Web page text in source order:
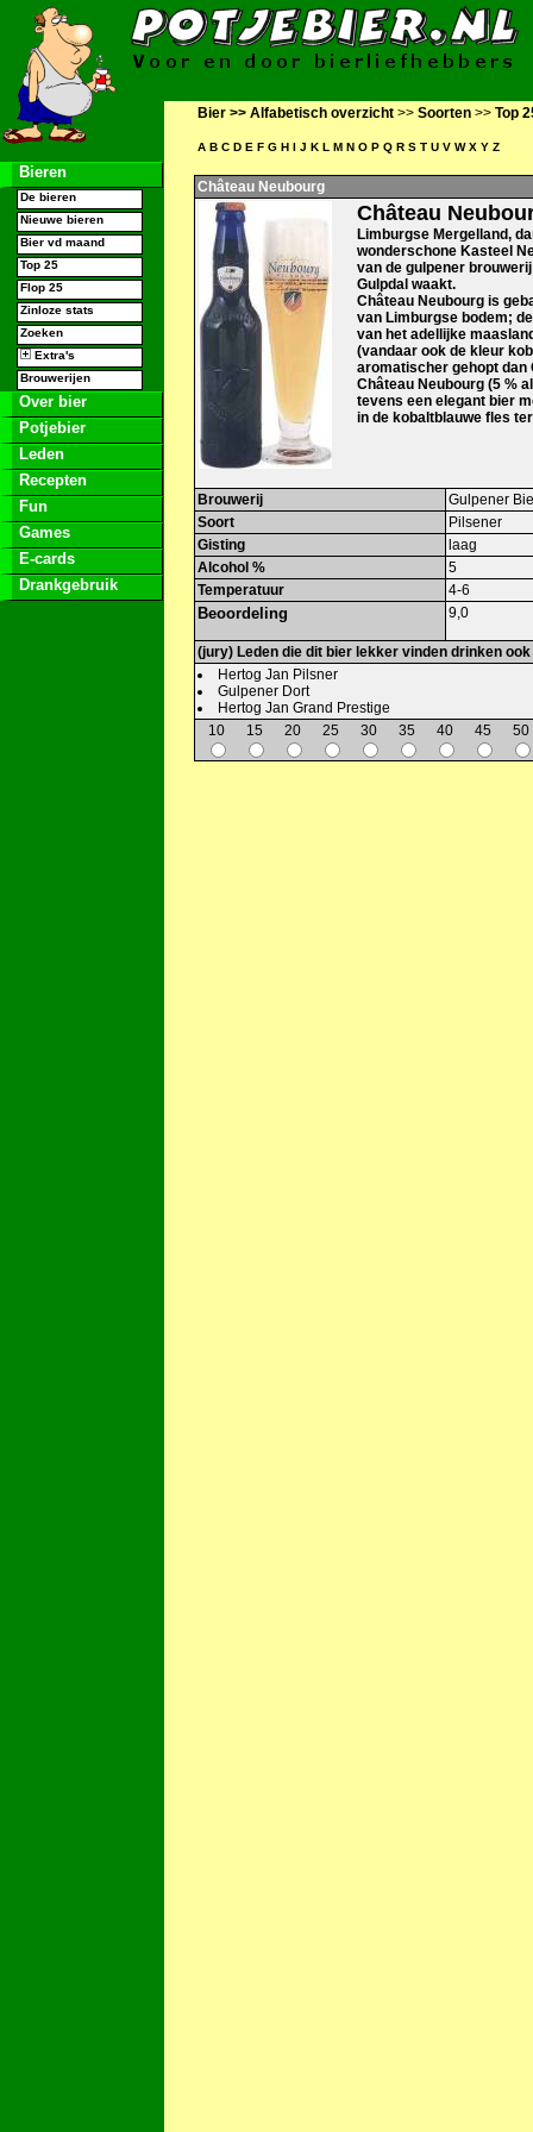
Bieren
De bieren
Nieuwe bieren
Bier vd maand
Top 25
Flop 25
Zinloze stats
Zoeken
Extra's
Brouwerijen
Over bier
Potjebier
Leden
Recepten
Fun
Games
E-cards
Drankgebruik
Bier >> Alfabetisch overzicht >> Soorten >> Top
A B C D E F G H I J K L M N O P Q R S T U V W X Y Z
Château Neubourg
Château
Limburgse Mergelland,
wonderschone Kasteel
van de gulpener
Gulpdal waakt.
Château Neubourg is
van Limburgse bodem;
van het adellijke
(vandaar ook de kleur
aromatischer gehopt dan
Château Neubourg (5 %
tevens een elegant bier
in de kobaltblauwe fles
Brouwerij
Gulpener
Soort
Pilsener
Gisting
laag
Alcohol %
5
Temperatuur
4-6
Beoordeling 9,0
(jury) Leden die dit bier lekker vinden drinken
Hertog Jan Pilsner
Gulpener Dort
Hertog Jan Grand Prestige
10
15 20 25 30 35 40 45 50